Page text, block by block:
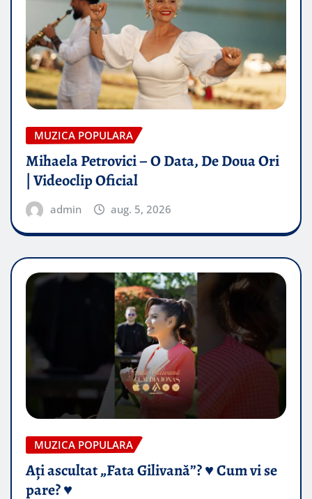
MUZICA POPULARA
Mihaela Petrovici – O Data, De Doua Ori
| Videoclip Oficial
admin aug. 5, 2026
MUZICA POPULARA
Ați ascultat „Fata Gilivană”? ♥️ Cum vi se
pare? ♥️